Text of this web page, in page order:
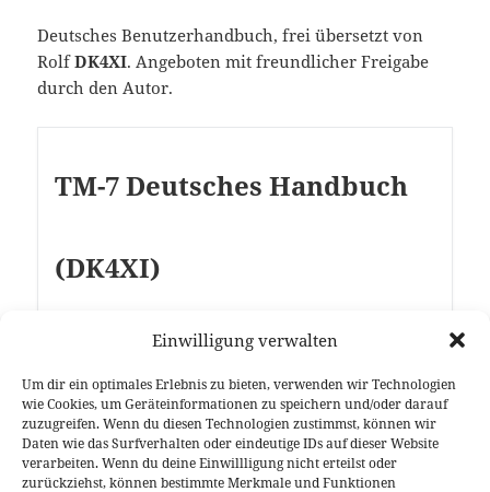
Einwilligung verwalten
Um dir ein optimales Erlebnis zu bieten, verwenden wir Technologien
wie Cookies, um Geräteinformationen zu speichern und/oder darauf
zuzugreifen. Wenn du diesen Technologien zustimmst, können wir
Daten wie das Surfverhalten oder eindeutige IDs auf dieser Website
verarbeiten. Wenn du deine Einwillligung nicht erteilst oder
zurückziehst, können bestimmte Merkmale und Funktionen
Deutsches Benutzerhandbuch, frei übersetzt von
RolfDK4XI. Angeboten mit freundlicher Freigabe
durch den Autor.
TM-7 Deutsches Handbuch
(DK4XI)
Jetzt herunterladen!
Weitere Downloads sowie Tips und Tricks zum